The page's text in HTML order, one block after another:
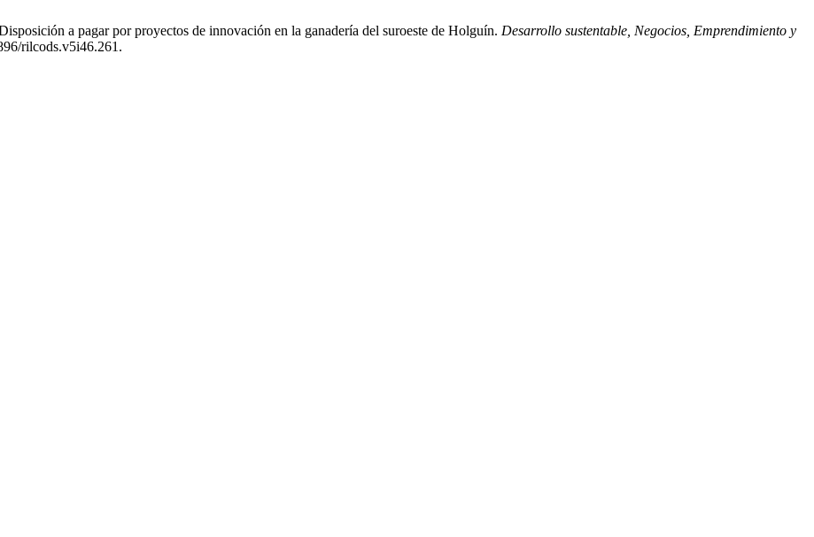
a pagar por proyectos de innovación en la ganadería del suroeste de Holguín. Desarrollo sustentable, Negocios, Emprendimiento y
rilcods.v5i46.261.